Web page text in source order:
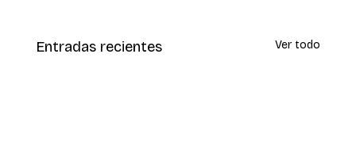
Entradas recientes Ver todo